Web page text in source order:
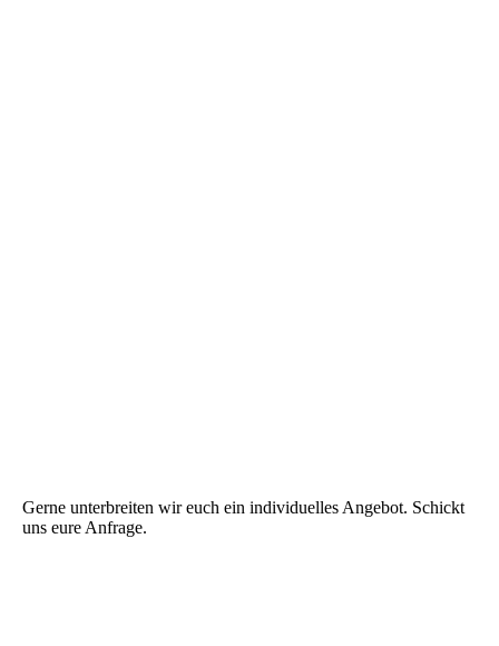
Gerne unterbreiten wir euch ein individuelles Angebot. Schickt
uns eure Anfrage.